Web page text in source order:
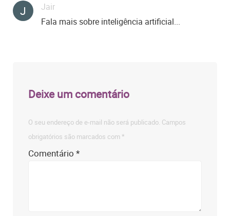
J
Jair
Fala mais sobre inteligência artificial...
Deixe um comentário
O seu endereço de e-mail não será publicado. Campos
obrigatórios são marcados com *
Comentário*